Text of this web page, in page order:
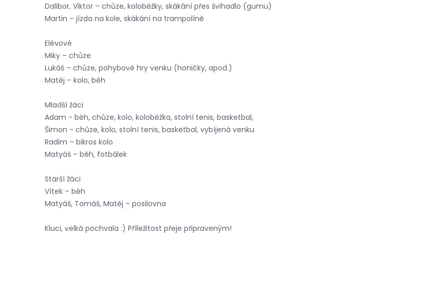
Dalibor, Viktor – chůze, koloběžky, skákání přes švihadlo (gumu)
Martin – jízda na kole, skákání na trampolíně
Elévové
Miky – chůze
Lukáš – chůze, pohybové hry venku (honičky, apod.)
Matěj – kolo, běh
Mladší žáci
Adam - běh, chůze, kolo, koloběžka, stolní tenis, basketbal,
Šimon - chůze, kolo, stolní tenis, basketbal, vybíjená venku
Radim – bikros kolo
Matyáš – běh, fotbálek
Starší žáci
Vítek – běh
Matyáš, Tomáš, Matěj – posilovna
Kluci, velká pochvala :) Příležitost přeje připraveným!